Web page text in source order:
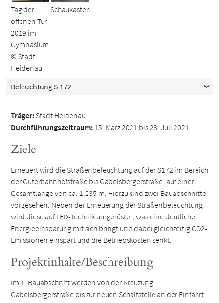
Tag der
offenen Tür
2019 im
Gymnasium
© Stadt
Heidenau
Schaukasten
Beleuchtung S 172
Träger:Stadt Heidenau
Durchführungszeitraum:15. März 2021 bis 23. Juli 2021
Ziele
Erneuert wird die Straßenbeleuchtung auf der S172 im Bereich
der Güterbahnhofstraße bis Gabelsbergerstraße, auf einer
Gesamtlänge von ca. 1.235 m. Hierzu sind zwei Bauabschnitte
vorgesehen. Neben der Erneuerung der Straßenbeleuchtung
wird diese auf LED-Technik umgerüstet, was eine deutliche
Energieeinsparung mit sich bringt und dabei gleichzeitig CO2-
Emissionen einspart und die Betriebskosten senkt.
Projektinhalte/Beschreibung
Im 1. Bauabschnitt werden von der Kreuzung
Gabelsbergerstraße bis zur neuen Schaltstelle an der Einfahrt